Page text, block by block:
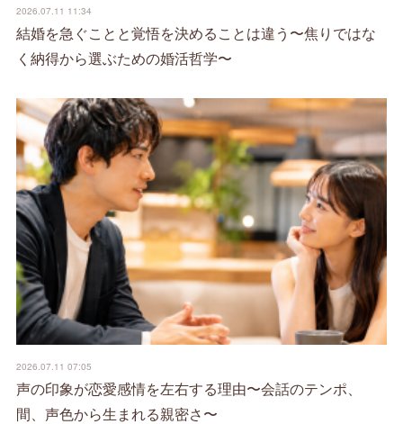
2026.07.11 11:34
結婚を急ぐことと覚悟を決めることは違う〜焦りではな
く納得から選ぶための婚活哲学〜
2026.07.11 07:05
声の印象が恋愛感情を左右する理由〜会話のテンポ、
間、声色から生まれる親密さ〜